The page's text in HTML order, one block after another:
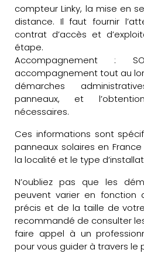
compteur Linky, la mise en
distance. Il faut fournir
contrat d’accès et
étape.
Accompagnement :
accompagnement tout au
démarches
panneaux, et
nécessaires.
Ces informations sont
panneaux solaires en
la localité et le type
N’oubliez pas que les
peuvent varier en fonction
précis et de la taille de
recommandé de consulter
faire appel à un
pour vous guider à travers le